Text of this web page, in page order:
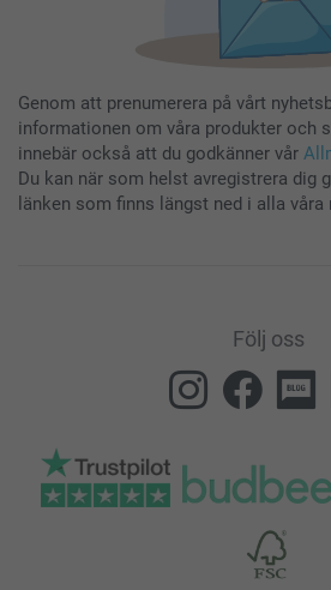
Genom att prenumerera på vårt
informationen om våra produkter och
innebär också att du godkänner vår
Du kan när som helst avregistrera dig
länken som finns längst ned i alla våra
Följ oss